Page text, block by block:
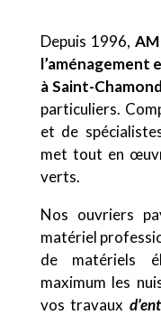
Depuis 1996,
l’aménagement
à Saint-Chamond
particuliers.
et de
met tout en
verts.
Nos ouvriers
matériel
de matériels
maximum les
vos travaux